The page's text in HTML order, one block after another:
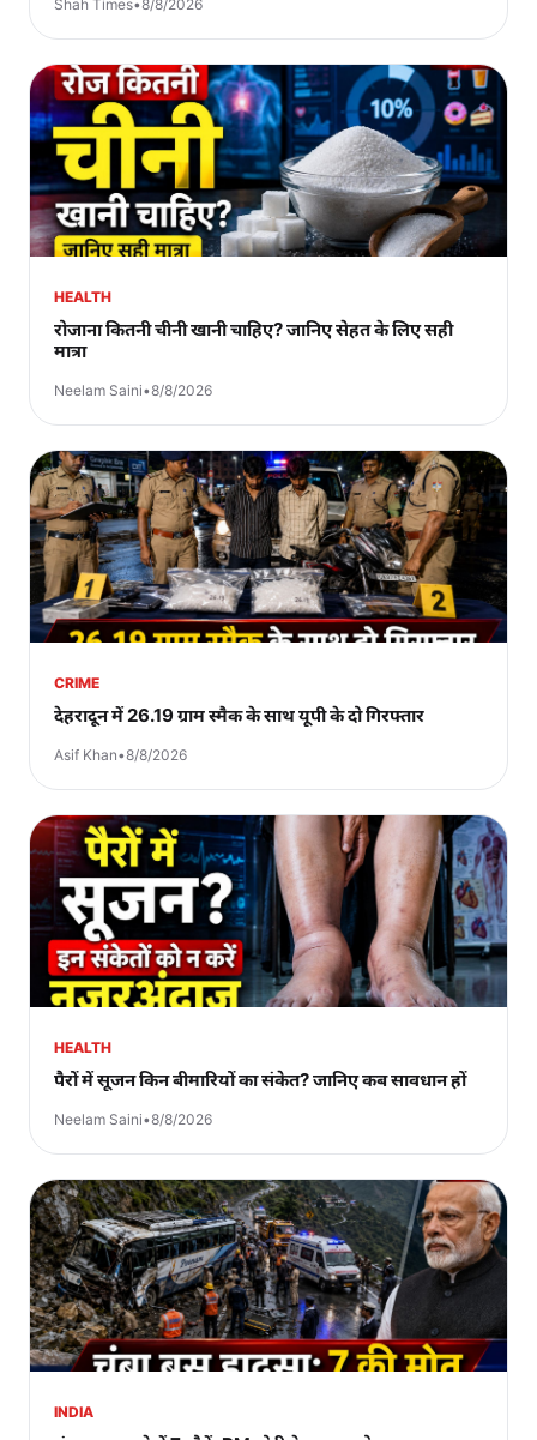
Shah Times•8/8/2026
HEALTH
रोजाना कितनी चीनी खानी चाहिए? जानिए सेहत के लिए सही
मात्रा
Neelam Saini•8/8/2026
CRIME
देहरादून में 26.19 ग्राम स्मैक के साथ यूपी के दो गिरफ्तार
Asif Khan•8/8/2026
HEALTH
पैरों में सूजन किन बीमारियों का संकेत? जानिए कब सावधान हों
Neelam Saini•8/8/2026
INDIA